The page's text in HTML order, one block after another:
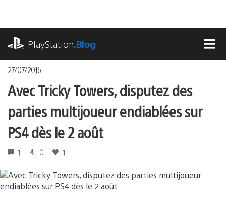
contenu
PlayStation.Blog
27/07/2016
Avec Tricky Towers, disputez des
parties multijoueur endiablées sur
PS4 dès le 2 août
1 0 1